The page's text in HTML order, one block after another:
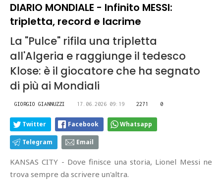
DIARIO MONDIALE - Infinito MESSI:
tripletta, record e lacrime
La "Pulce" rifila una tripletta
all'Algeria e raggiunge il tedesco
Klose: è il giocatore che ha segnato
di più ai Mondiali
GIORGIO GIANNUZZI 17.06.2026 09:19 2271 0
Twitter Facebook Whatsapp
Telegram Email
KANSAS CITY - Dove finisce una storia, Lionel Messi ne
trova sempre da scrivere un'altra.